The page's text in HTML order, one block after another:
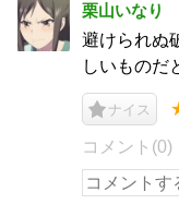
栗山いなり
避けられぬ
しいものだ
ナイス
コメント(0)